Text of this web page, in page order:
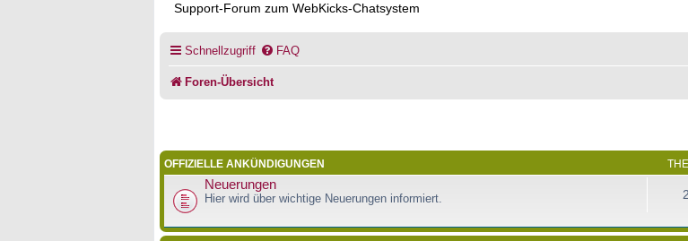
Support-Forum zum WebKicks-Chatsystem
Schnellzugriff FAQ
Foren-Übersicht
OFFIZIELLE ANKÜNDIGUNGEN
Neuerungen
Hier wird über wichtige Neuerungen informiert.